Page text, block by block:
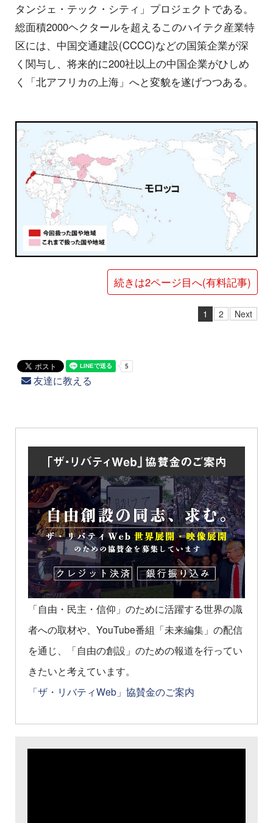
タンジェ・テック・シティ」プロジェクトである。
総面積2000ヘクタールを超えるこのハイテク産業特
区には、中国交通建設(CCCC)などの国策企業が深
く関与し、将来的に200社以上の中国企業がひしめ
く「北アフリカの上海」へと変貌を遂げつつある。
続きは2ページ目へ(有料記事)
1 2 Next
友達に教える
「自由・民主・信仰」のために活躍する世界の識
者への取材や、YouTube番組「未来編集」の配信
を通じ、「自由の創設」のための報道を行ってい
きたいと考えています。
「ザ・リバティWeb」協賛金のご案内